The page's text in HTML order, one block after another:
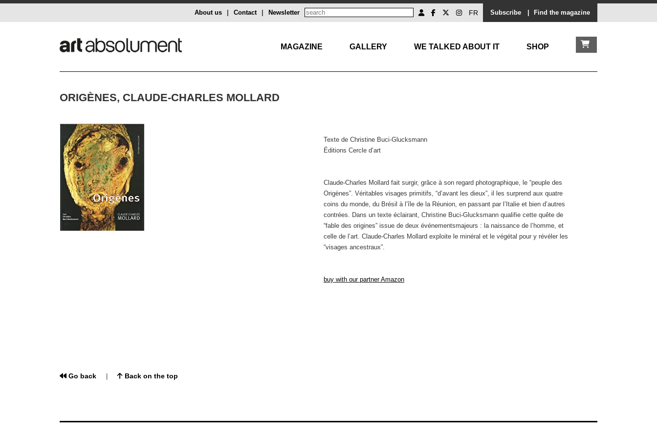
Subscribe Find the magazine
FR
Newsletter
Contact
About us
MAGAZINE GALLERY WE TALKED ABOUT IT SHOP
ORIGÈNES, CLAUDE-CHARLES MOLLARD
Texte de Christine Buci-Glucksmann
Éditions Cercle d’art
Claude-Charles Mollard fait surgir, grâce à son regard photographique, le “peuple des
Origènes”. Véritables visages primitifs, “d’avant les dieux”, il les surprend aux quatre
coins du monde, du Brésil à l’île de la Réunion, en passant par l’Italie et bien d’autres
contrées. Dans un texte éclairant, Christine Buci-Glucksmann qualifie cette quête de
“fable des origines” issue de deux événementsmajeurs : la naissance de l’homme, et
celle de l’art. Claude-Charles Mollard exploite le minéral et le végétal pour y révéler les
“visages ancestraux”.
buy with our partner Amazon
Go back Back on the top